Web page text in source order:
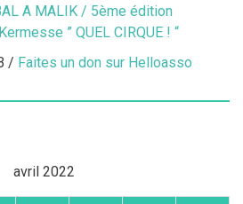
A MALIK / 5ème édition
Kermesse ” QUEL CIRQUE ! “
/ Faites un don sur Helloasso
avril 2022